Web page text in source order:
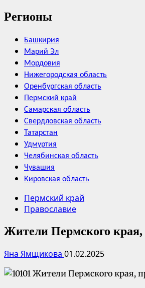
Регионы
Башкирия
Марий Эл
Мордовия
Нижегородская область
Оренбургская область
Пермский край
Самарская область
Свердловская область
Татарстан
Удмуртия
Челябинская область
Чувашия
Кировская область
Пермский край
Православие
Жители Пермского
Яна Ямщикова 01.02.2025